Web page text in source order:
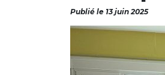
Publié le 13 juin 2025